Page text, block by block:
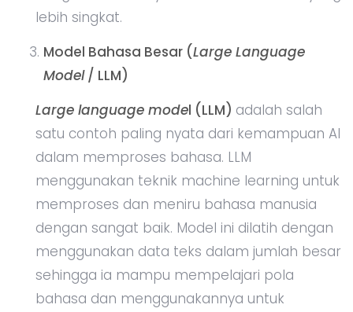
lebih singkat.
Model Bahasa Besar (Large Language
Model/ LLM)
Large language model (LLM) adalah salah
satu contoh paling nyata dari kemampuan AI
dalam memproses bahasa. LLM
menggunakan teknik machine learning untuk
memproses dan meniru bahasa manusia
dengan sangat baik. Model ini dilatih dengan
menggunakan data teks dalam jumlah besar
sehingga ia mampu mempelajari pola
bahasa dan menggunakannya untuk